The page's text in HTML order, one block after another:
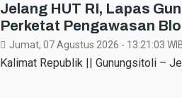
Jelang HUT RI, Lapas
Perketat Pengawasan
Jumat, 07 Agustus 2026 - 13:21:03
Kalimat Republik || Gunungsitoli –